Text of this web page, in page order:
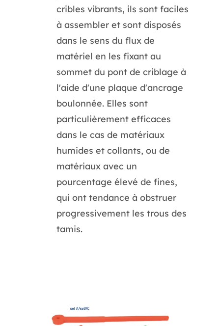
cribles vibrants, ils sont faciles
à assembler et sont disposés
dans le sens du flux de
matériel en les fixant au
sommet du pont de criblage à
l'aide d'une plaque d'ancrage
boulonnée. Elles sont
particulièrement efficaces
dans le cas de matériaux
humides et collants, ou de
matériaux avec un
pourcentage élevé de fines,
qui ont tendance à obstruer
progressivement les trous des
tamis.